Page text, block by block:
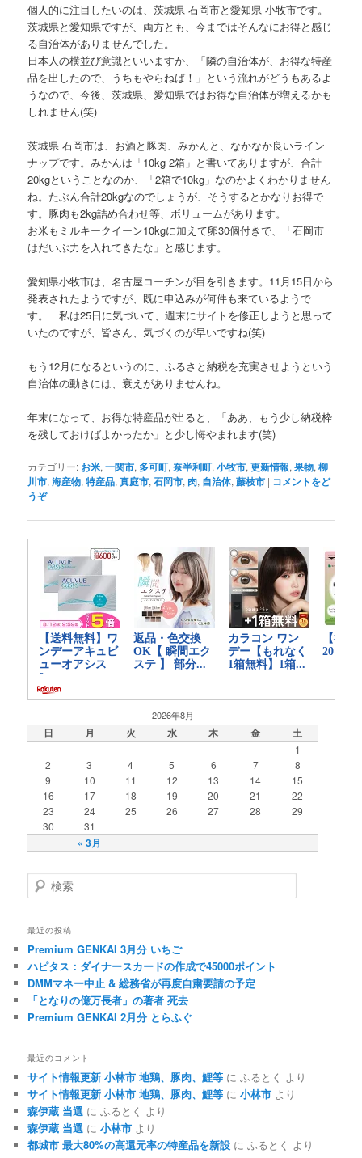
個人的に注目したいのは、茨城県 石岡市と愛知県 小牧市です。
茨城県と愛知県ですが、両方とも、今まではそんなにお得と感じ
る自治体がありませんでした。
日本人の横並び意識といいますか、「隣の自治体が、お得な特産
品を出したので、うちもやらねば！」という流れがどうもあるよ
うなので、今後、茨城県、愛知県ではお得な自治体が増えるかも
しれません(笑)
茨城県 石岡市は、お酒と豚肉、みかんと、なかなか良いライン
ナップです。みかんは「10kg 2箱」と書いてありますが、合計
20kgということなのか、「2箱で10kg」なのかよくわかりません
ね。たぶん合計20kgなのでしょうが、そうするとかなりお得で
す。豚肉も2kg詰め合わせ等、ボリュームがあります。
お米もミルキークイーン10kgに加えて卵30個付きで、「石岡市
はだいぶ力を入れてきたな」と感じます。
愛知県小牧市は、名古屋コーチンが目を引きます。11月15日から
発表されたようですが、既に申込みが何件も来ているようで
す。 私は25日に気づいて、週末にサイトを修正しようと思って
いたのですが、皆さん、気づくのが早いですね(笑)
もう12月になるというのに、ふるさと納税を充実させようという
自治体の動きには、衰えがありませんね。
年末になって、お得な特産品が出ると、「ああ、もう少し納税枠
を残しておけばよかったか」と少し悔やまれます(笑)
カテゴリー: お米,一関市,多可町,奈半利町,小牧市,更新情報,果物,柳
川市,海産物,特産品,真庭市,石岡市, 肉, 自治体,藤枝市 | コメントをど
うぞ
2026年8月
日 月 火 水 木 金 土
« 3月
1
2
3 4 5 6 7
8
9
10 11 12 13 14
15
16
17 18 19 20 21
22
23
24 25 26 27 28
29
30
31
検索
最近の投稿
Premium GENKAI 3月分 いちご
ハピタス：ダイナースカードの作成で45000ポイント
DMMマネー中止 & 総務省が再度自粛要請の予定
「となりの億万長者」の著者 死去
Premium GENKAI 2月分 とらふぐ
最近のコメント
サイト情報更新 小林市 地鶏、豚肉、鯉等 に ふるとく より
サイト情報更新 小林市 地鶏、豚肉、鯉等 に小林市 より
森伊蔵 当選 に ふるとく より
森伊蔵 当選 に小林市 より
都城市 最大80%の高還元率の特産品を新設 に ふるとく より